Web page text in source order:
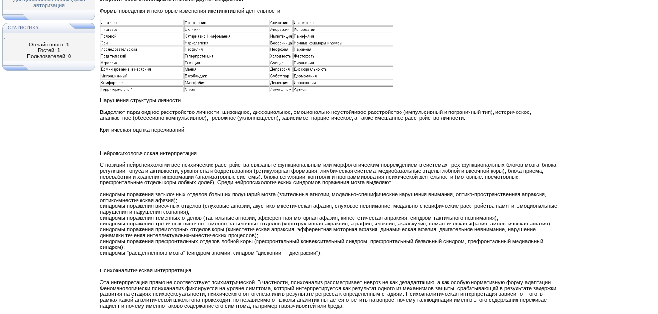
авторизация
СТАТИСТИКА
Онлайн всего: 1
Гостей: 1
Пользователей: 0
Формы поведения и некоторые изменения инстинктивной деятельности
Нарушения структуры личности
Выделяют параноидное расстройство личности, шизоидное, диссоциальное, эмоционально неустойчивое расстройство (импульсивный и пограничный тип), истерическое,
ананкастное (обсессивно-компульсивное), тревожное (уклоняющееся), зависимое, нарцистическое, а также смешанное расстройство личности.
Критическая оценка переживаний.
Нейропсихологичсская интерпретация
С позиций нейропсихологии все психические расстройства связаны с функциональным или морфологическим повреждением в системах трех функциональных блоков мозга: блока
регуляции тонуса и активности, уровня сна и бодрствования (ретикулярная формация, лимбическая система, медиобазальные отделы лобной и височной коры), блока приема,
переработки и хранения информации (анализаторные системы), блока регуляции, контроля и программирования психической деятельности (моторные, премоторные,
префронтальные отделы коры лобных долей). Среди нейропсихологических синдромов поражения мозга выделяют:
синдромы поражения затылочных отделов больших полушарий мозга (зрительные агнозии, модально-специфические нарушения внимания, оптико-пространственная апраксия,
оптико-мнестическая афазия);
синдромы поражения височных отделов (слуховые агнозии, акустико-мнестическая афазия, слуховое невнимание, модально-специфические расстройства памяти, эмоциональные
нарушения и нарушения сознания);
синдромы поражения теменных отделов (тактильные агнозии, афферентная моторная афазия, кинестетическая апраксия, синдром тактильного невнимания);
синдромы поражения третичных височно-теменно-затылочных отделов (конструктивная апраксия, аграфия, алексия, акалькулия, семантическая афазия, амнестическая афазия);
синдромы поражения премоторных отделов коры (кинестетическая апраксия, эфферентная моторная афазия, динамическая афазия, двигательное невнимание, нарушение
динамики течения интеллектуально-мнестических процессов);
синдромы поражения префронтальных отделов лобной коры (префронтальный конвекситальный синдром, префронтальный базальный синдром, префронтальный медиальный
синдром);
синдромы "расщепленного мозга" (синдром аномии, синдром "дископии — дисграфии").
Психоаналитическая интерпретация
Эта интерпретация прямо не соответствует психиатрической. В частности, психоанализ рассматривает невроз не как дезадаптацию, а как особую нормативную форму адаптации.
Феноменологически психоанализ фиксируется на уровне симптома, который интерпретируется как результат одного из механизмов защиты, срабатывающий в результате задержки
развития на стадиях психосексуальности, психического онтогенеза или в результате регресса к определенным стадиям. Психоаналитическая интерпретация зависит от того, в
рамках какой аналитической школы она происходит, но независимо от школы аналитик пытается ответить на вопрос, почему галлюцинации именно этого содержания переживает
пациент и почему именно таково содержание его симптома, например навязчивостей или бреда.